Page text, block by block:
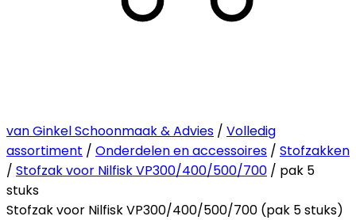
van Ginkel Schoonmaak & Advies / Volledig
assortiment / Onderdelen en accessoires / Stofzakken
/ Stofzak voor Nilfisk VP300/400/500/700 / pak 5
stuks
Stofzak voor Nilfisk VP300/400/500/700 (pak 5 stuks)